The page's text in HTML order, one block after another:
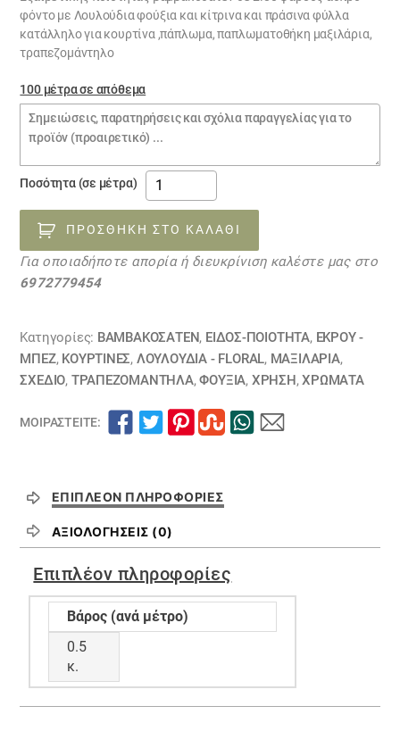
φόντο με Λουλούδια φούξια και κίτρινα και πράσινα φύλλα
κατάλληλο για κουρτίνα ,πάπλωμα, παπλωματοθήκη μαξιλάρια,
τραπεζομάντηλο
100 μέτρα σε απόθεμα
Σημειώσεις
παραγγελίας
Ποσότητα (σε μέτρα)
Βαμβακοσατέν
φούξια
λουλούδια
μικρά
31101717
ΠΡΟΣΘΉΚΗ ΣΤΟ ΚΑΛΆΘΙ
Για οποιαδήποτε απορία ή διευκρίνιση καλέστε μας στο
6972779454
Κατηγορίες: ΒΑΜΒΑΚΟΣΑΤΈΝ, ΕΙΔΟΣ-ΠΟΙΟΤΗΤΑ, ΕΚΡΟΥ -
ΜΠΕΖ, ΚΟΥΡΤΊΝΕΣ, ΛΟΥΛΟΎΔΙΑ - FLORAL, ΜΑΞΙΛΆΡΙΑ,
ΣΧΕΔΙΟ, ΤΡΑΠΕΖΟΜΆΝΤΗΛΑ,ΦΟΥΞΙΑ, ΧΡΗΣΗ ,ΧΡΏΜΑΤΑ
ΜΟΙΡΑΣΤΕΊΤΕ:
ΕΠΙΠΛΈΟΝ ΠΛΗΡΟΦΟΡΊΕΣ
ΑΞΙΟΛΟΓΉΣΕΙΣ (0)
Επιπλέον πληροφορίες
Βάρος (ανά μέτρο)
0.5
κ.